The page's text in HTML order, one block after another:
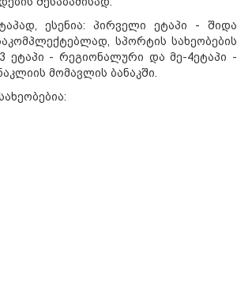
ესენია: პირველი ეტაპი - შიდა
სპორტის სახეობების
ეტაპი - რეგიონალური და მე-4ეტაპი -
მომავლის ბანაკში.